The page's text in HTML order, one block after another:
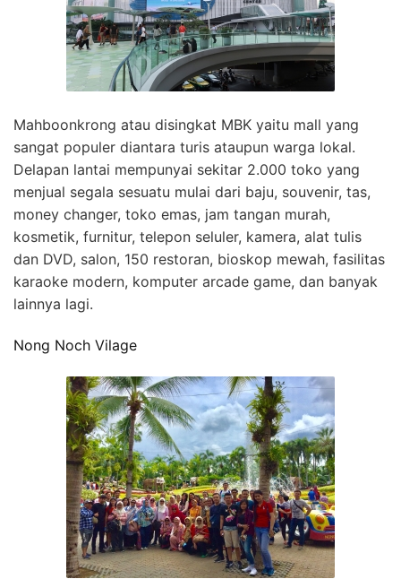
Mahboonkrong atau disingkat MBK yaitu mall yang
sangat populer diantara turis ataupun warga lokal.
Delapan lantai mempunyai sekitar 2.000 toko yang
menjual segala sesuatu mulai dari baju, souvenir, tas,
money changer, toko emas, jam tangan murah,
kosmetik, furnitur, telepon seluler, kamera, alat tulis
dan DVD, salon, 150 restoran, bioskop mewah, fasilitas
karaoke modern, komputer arcade game, dan banyak
lainnya lagi.
Nong Noch Vilage